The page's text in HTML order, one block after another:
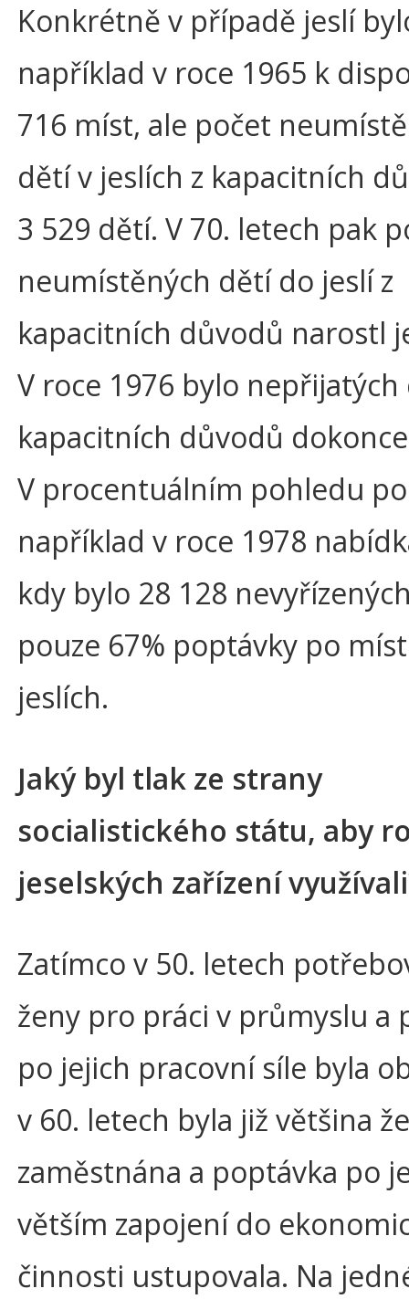
Konkrétně v případě jeslí
například v roce 1965 k
716 míst, ale počet
dětí v jeslích z kapacitních
3 529 dětí. V 70. letech pak
neumístěných dětí do jeslí z
kapacitních důvodů narostl
V roce 1976 bylo nepřijatých
kapacitních důvodů
V procentuálním pohledu
například v roce 1978
kdy bylo 28 128
pouze 67% poptávky po
jeslích.
Jaký byl tlak ze strany
socialistického státu, aby
jeselských zařízení
Zatímco v 50. letech
ženy pro práci v průmyslu a
po jejich pracovní síle byla
v 60. letech byla již většina
zaměstnána a poptávka po
větším zapojení do
činnosti ustupovala. Na